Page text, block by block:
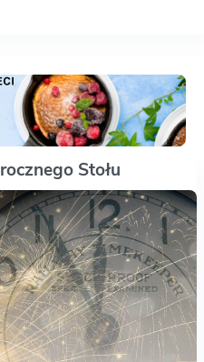
Stołu